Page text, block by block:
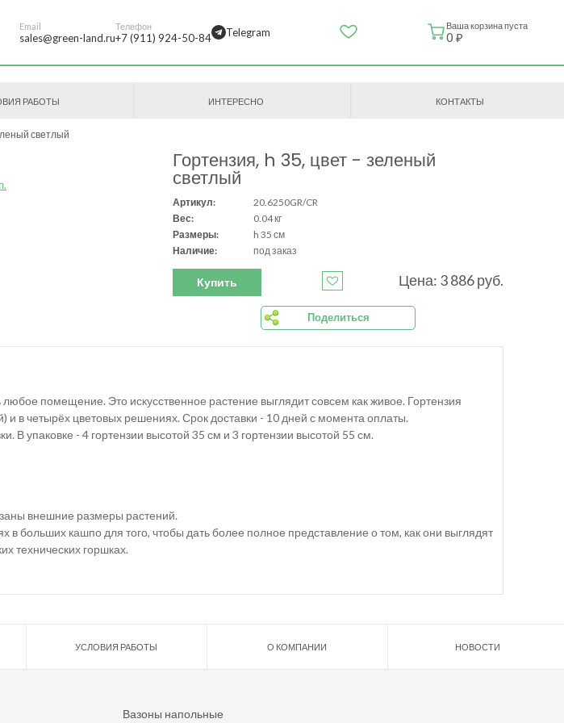
Email
sales@green-land.ru
Телефон
+7 (911) 924-50-84 Telegram Ваша корзина пуста
0 ₽
РАБОТЫ ИНТЕРЕСНО КОНТАКТЫ
светлый
Гортензия, h 35, цвет - зеленый
светлый
Артикул:
20.6250GR/CR
Вес:
0.04 кг
Размеры:
h 35 см
Наличие:
под заказ
Купить Цена: 3 886 руб.
Поделиться
помещение. Это искусственное растение выглядит совсем как живое. Гортензия
и в четырёх цветовых решениях. Срок доставки - 10 дней с момента оплаты.
В упаковке - 4 гортензии высотой 35 см и 3 гортензии высотой 55 см.
внешние размеры растений.
больших кашпо для того, чтобы дать более полное представление о том, как они выглядят
технических горшках.
УСЛОВИЯ РАБОТЫ О КОМПАНИИ НОВОСТИ
Вазоны напольные